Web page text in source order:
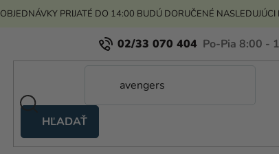
OBJEDNÁVKY PRIJATÉ DO 14:00 BUDÚ DORUČENÉ
02/33 070 404
HĽADAŤ